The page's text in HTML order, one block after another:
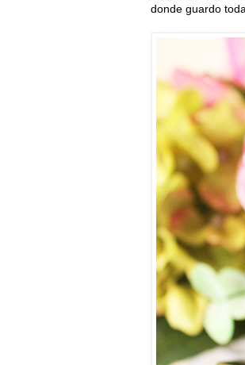
donde guardo